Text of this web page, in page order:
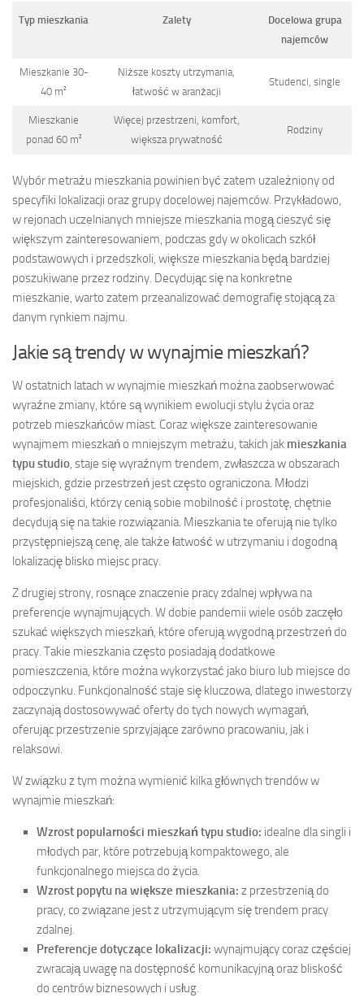
Typ mieszkania Zalety
Docelowa grupa
najemców
Mieszkanie 30-
40 m²
Niższe koszty utrzymania,
łatwość w aranżacji
Studenci, single
Mieszkanie
ponad 60 m²
Więcej przestrzeni, komfort,
większa prywatność
Rodziny
Wybór metrażu mieszkania powinien być zatem uzależniony od
specyfiki lokalizacji oraz grupy docelowej najemców. Przykładowo,
w rejonach uczelnianych mniejsze mieszkania mogą cieszyć się
większym zainteresowaniem, podczas gdy w okolicach szkół
podstawowych i przedszkoli, większe mieszkania będą bardziej
poszukiwane przez rodziny. Decydując się na konkretne
mieszkanie, warto zatem przeanalizować demografię stojącą za
danym rynkiem najmu.
Jakie są trendy w wynajmie mieszkań?
W ostatnich latach w wynajmie mieszkań można zaobserwować
wyraźne zmiany, które są wynikiem ewolucji stylu życia oraz
potrzeb mieszkańców miast. Coraz większe zainteresowanie
wynajmem mieszkań o mniejszym metrażu, takich jak mieszkania
typu studio , staje się wyraźnym trendem, zwłaszcza w obszarach
miejskich, gdzie przestrzeń jest często ograniczona. Młodzi
profesjonaliści, którzy cenią sobie mobilność i prostotę, chętnie
decydują się na takie rozwiązania. Mieszkania te oferują nie tylko
przystępniejszą cenę, ale także łatwość w utrzymaniu i dogodną
lokalizację blisko miejsc pracy.
Z drugiej strony, rosnące znaczenie pracy zdalnej wpływa na
preferencje wynajmujących. W dobie pandemii wiele osób zaczęło
szukać większych mieszkań, które oferują wygodną przestrzeń do
pracy. Takie mieszkania często posiadają dodatkowe
pomieszczenia, które można wykorzystać jako biuro lub miejsce do
odpoczynku. Funkcjonalność staje się kluczowa, dlatego inwestorzy
zaczynają dostosowywać oferty do tych nowych wymagań,
oferując przestrzenie sprzyjające zarówno pracowaniu, jak i
relaksowi.
W związku z tym można wymienić kilka głównych trendów w
wynajmie mieszkań:
Wzrost popularności mieszkań typu studio: idealne dla singli i
młodych par, które potrzebują kompaktowego, ale
funkcjonalnego miejsca do życia.
Wzrost popytu na większe mieszkania: z przestrzenią do
pracy, co związane jest z utrzymującym się trendem pracy
zdalnej.
Preferencje dotyczące lokalizacji: wynajmujący coraz częściej
zwracają uwagę na dostępność komunikacyjną oraz bliskość
do centrów biznesowych i usług.